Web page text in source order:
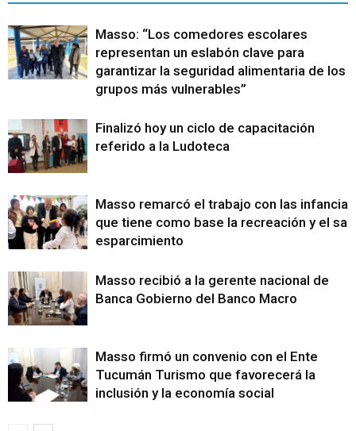
Masso: “Los comedores escolares
representan un eslabón clave para
garantizar la seguridad alimentaria de los
grupos más vulnerables”
Finalizó hoy un ciclo de capacitación
referido a la Ludoteca
Masso remarcó el trabajo con las infancias
que tiene como base la recreación y el
esparcimiento
Masso recibió a la gerente nacional de
Banca Gobierno del Banco Macro
Masso firmó un convenio con el Ente
Tucumán Turismo que favorecerá la
inclusión y la economía social